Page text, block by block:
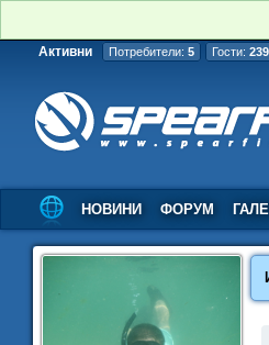
Активни Потребители: 5 Гости: 239
НОВИНИ ФОРУМ